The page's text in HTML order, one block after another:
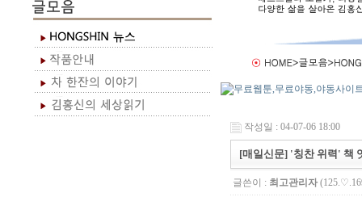
작성일 : 04-07-06 18:00
[매일신문] '칭찬 위력' 책
글쓴이 : 최고관리자